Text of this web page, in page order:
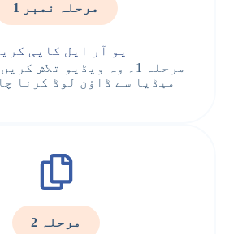
مرحلہ نمبر 1
یو آر ایل کاپی
مرحلہ 1۔ وہ ویڈیو تلاش
میڈیا سے ڈاؤن لوڈ کرنا
مرحلہ 2